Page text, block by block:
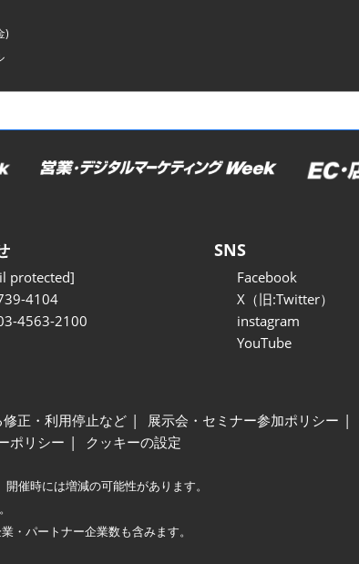
)
protected]
4104
4563-2100
SNS
Facebook
X（旧:Twitter）
instagram
YouTube
正・利用停止など 展示会・セミナー参加ポリシー
ポリシー クッキーの設定
催時には増減の可能性があります。
・パートナー企業数も含みます。